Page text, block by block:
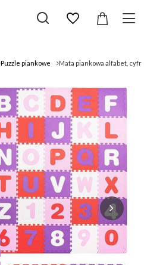
Puzzle piankowe Mata piankowa alfabet,